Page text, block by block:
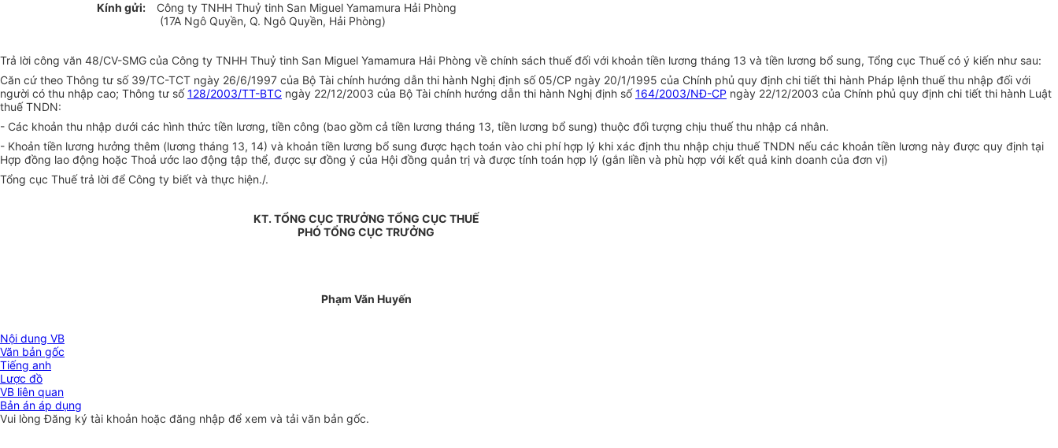
Kính gửi:
Công ty TNHH Thuỷ tinh San Miguel Yamamura Hải Phòng
(17A Ngô Quyền, Q. Ngô Quyền, Hải Phòng)
Trả lời công văn 48/CV-SMG của Công ty TNHH Thuỷ tinh San Miguel Yamamura Hải Phòng về chính sách thuế đối với khoản tiền lương tháng 13 và tiền lương bổ sung, Tổng cục Thuế có ý kiến như sau:
Căn cứ theo Thông tư số 39/TC-TCT ngày 26/6/1997 của Bộ Tài chính hướng dẫn thi hành Nghị định số 05/CP ngày 20/1/1995 của Chính phủ quy định chi tiết thi hành Pháp lệnh thuế thu nhập đối với
người có thu nhập cao; Thông tư số128/2003/TT-BTC ngày 22/12/2003 của Bộ Tài chính hướng dẫn thi hành Nghị định số164/2003/NĐ-CP ngày 22/12/2003 của Chính phủ quy định chi tiết thi hành Luật
thuế TNDN:
- Các khoản thu nhập dưới các hình thức tiền lương, tiền công (bao gồm cả tiền lương tháng 13, tiền lương bổ sung) thuộc đối tượng chịu thuế thu nhập cá nhân.
- Khoản tiền lương hưởng thêm (lương tháng 13, 14) và khoản tiền lương bổ sung được hạch toán vào chi phí hợp lý khi xác định thu nhập chịu thuế TNDN nếu các khoản tiền lương này được quy định tại
Hợp đồng lao động hoặc Thoả ước lao động tập thể, được sự đồng ý của Hội đồng quản trị và được tính toán hợp lý (gắn liền và phù hợp với kết quả kinh doanh của đơn vị)
Tổng cục Thuế trả lời để Công ty biết và thực hiện./.
KT. TỔNG CỤC TRƯỞNG TỔNG CỤC THUẾ
PHÓ TỔNG CỤC TRƯỞNG
Phạm Văn Huyến
Nội dung VB
Văn bản gốc
Tiếng anh
Lược đồ
VB liên quan
Bản án áp dụng
Vui lòngĐăng ký tài khoản hoặc đăng nhập để xem và tải văn bản gốc.